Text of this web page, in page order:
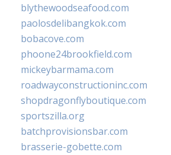
blythewoodseafood.com
paolosdelibangkok.com
bobacove.com
phoone24brookfield.com
mickeybarmama.com
roadwayconstructioninc.com
shopdragonflyboutique.com
sportszilla.org
batchprovisionsbar.com
brasserie-gobette.com